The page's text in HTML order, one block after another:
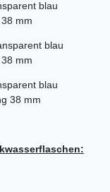
blau
mm
blau
mm
blau
38 mm